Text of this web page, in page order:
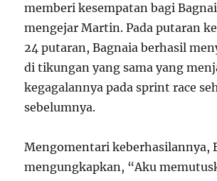
memberi kesempatan bagi
mengejar Martin. Pada putaran
24 putaran, Bagnaia berhasil
di tikungan yang sama yang
kegagalannya pada sprint race
sebelumnya.
Mengomentari keberhasilannya,
mengungkapkan, “Aku